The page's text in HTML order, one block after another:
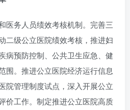
医务人员绩效考核机制。完善三
二级公立医院绩效考核，推进妇
病预防控制、公共卫生应急、健
围。推进公立医院经济运行信息
院管理制度试点，深入开展公立
价工作。制定推进公立医院高质